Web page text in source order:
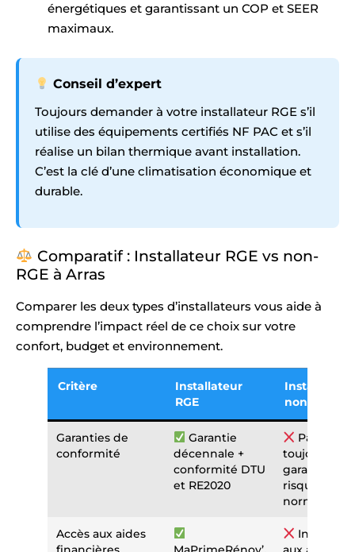
énergétiques et garantissant un COP et SEER
maximaux.
Conseil d’expert
Toujours demander à votre installateur RGE s’il
utilise des équipements certifiés NF PAC et s’il
réalise un bilan thermique avant installation.
C’est la clé d’une climatisation économique et
durable.
Comparatif : Installateur RGE vs non-
RGE à Arras
Comparer les deux types d’installateurs vous aide à
comprendre l’impact réel de ce choix sur votre
confort, budget et environnement.
Critère
Installateur
RGE
Installateur
non-RGE
Garanties de
conformité
Garantie
décennale +
conformité DTU
et RE2020
Pas
toujours
garantie,
risque hors
normes
Accès aux aides
financières
MaPrimeRénov’,
Inéligible
aux aides